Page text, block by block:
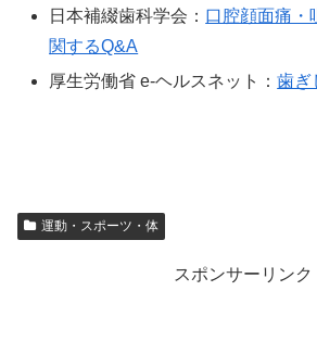
日本補綴歯科学会： 口腔顔面痛・
関するQ&A
厚生労働省 e-ヘルスネット：歯ぎ
運動・スポーツ・体
スポンサーリンク